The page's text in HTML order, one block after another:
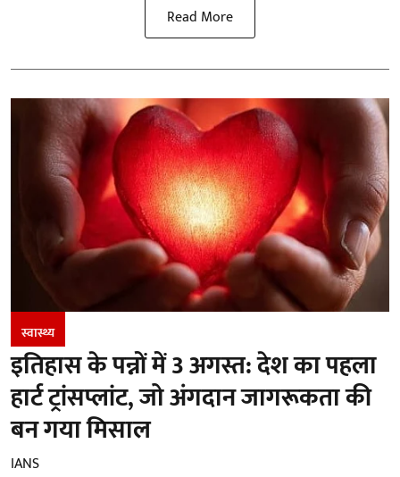
Read More
स्वास्थ्य
इतिहास के पन्नों में 3 अगस्त: देश का पहला
हार्ट ट्रांसप्लांट​, जो अंगदान जागरूकता की
बन गया मिसाल
IANS